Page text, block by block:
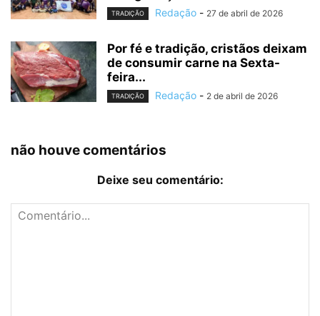
TRADIÇÃO Redação - 27 de abril de 2026
Por fé e tradição, cristãos deixam
de consumir carne na Sexta-
feira...
TRADIÇÃO Redação - 2 de abril de 2026
não houve comentários
Deixe seu comentário: